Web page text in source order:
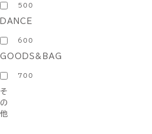
500
DANCE
600
GOODS&BAG
700
そ
の
他